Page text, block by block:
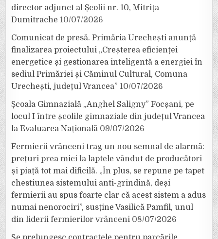
director adjunct al Școlii nr. 10, Mitrița
Dumitrache 10/07/2026
Comunicat de presă. Primăria Urechești anunță
finalizarea proiectului „Creșterea eficienței
energetice și gestionarea inteligentă a energiei în
sediul Primăriei și Căminul Cultural, Comuna
Urechești, județul Vrancea” 10/07/2026
Școala Gimnazială „Anghel Saligny” Focșani, pe
locul I între școlile gimnaziale din județul Vrancea
la Evaluarea Națională 09/07/2026
Fermierii vrânceni trag un nou semnal de alarmă:
prețuri prea mici la laptele vândut de producători
și piață tot mai dificilă. „În plus, se repune pe tapet
chestiunea sistemului anti-grindină, deși
fermierii au spus foarte clar că acest sistem a adus
numai nenorociri”, susține Vasilică Pamfil, unul
din liderii fermierilor vrânceni 08/07/2026